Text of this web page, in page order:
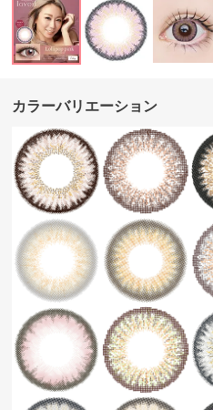
カラーバリエーション